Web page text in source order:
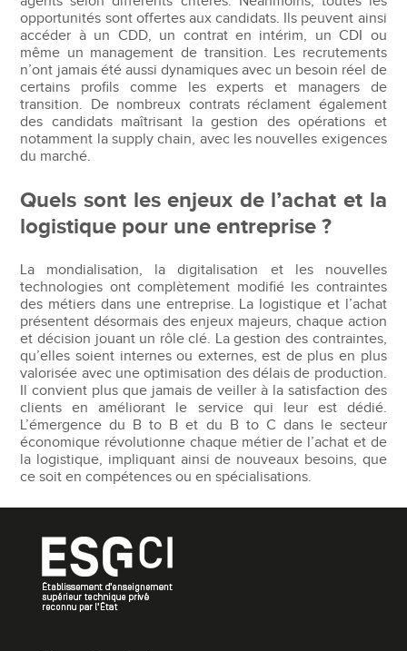
opportunités sont offertes aux candidats. Ils peuvent ainsi
accéder à un CDD, un contrat en intérim, un CDI ou
même un management de transition. Les recrutements
n’ont jamais été aussi dynamiques avec un besoin réel de
certains profils comme les experts et managers de
transition. De nombreux contrats réclament également
des candidats maîtrisant la gestion des opérations et
notamment la supply chain, avec les nouvelles exigences
du marché.
Quels sont les enjeux de l’achat et la
logistique pour une entreprise ?
La mondialisation, la digitalisation et les nouvelles
technologies ont complètement modifié les contraintes
des métiers dans une entreprise. La logistique et l’achat
présentent désormais des enjeux majeurs, chaque action
et décision jouant un rôle clé. La gestion des contraintes,
qu’elles soient internes ou externes, est de plus en plus
valorisée avec une optimisation des délais de production.
Il convient plus que jamais de veiller à la satisfaction des
clients en améliorant le service qui leur est dédié.
L’émergence du B to B et du B to C dans le secteur
économique révolutionne chaque métier de l’achat et de
la logistique, impliquant ainsi de nouveaux besoins, que
ce soit en compétences ou en spécialisations.